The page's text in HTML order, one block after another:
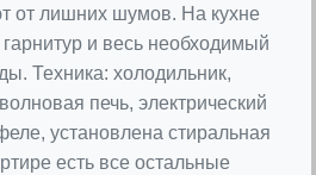
от лишних шумов. На кухне
и весь необходимый
Техника: холодильник,
печь, электрический
установлена стиральная
есть все остальные